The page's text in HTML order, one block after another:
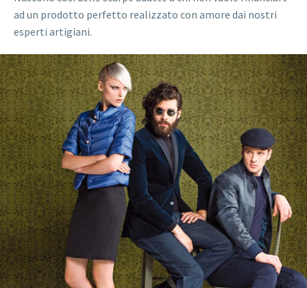
ad un prodotto perfetto realizzato con amore dai nostri
esperti artigiani.